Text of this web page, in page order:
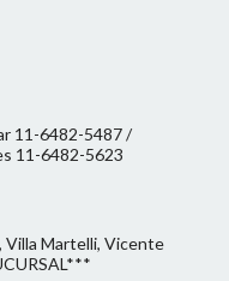
11-6482-5487 /
11-6482-5623
Villa Martelli, Vicente